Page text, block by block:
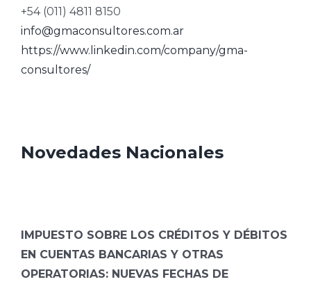
+54 (011) 4811 8150
info@gmaconsultores.com.ar
https://www.linkedin.com/company/gma-
consultores/
Novedades Nacionales
IMPUESTO SOBRE LOS CRÉDITOS Y DÉBITOS
EN CUENTAS BANCARIAS Y OTRAS
OPERATORIAS: NUEVAS FECHAS DE